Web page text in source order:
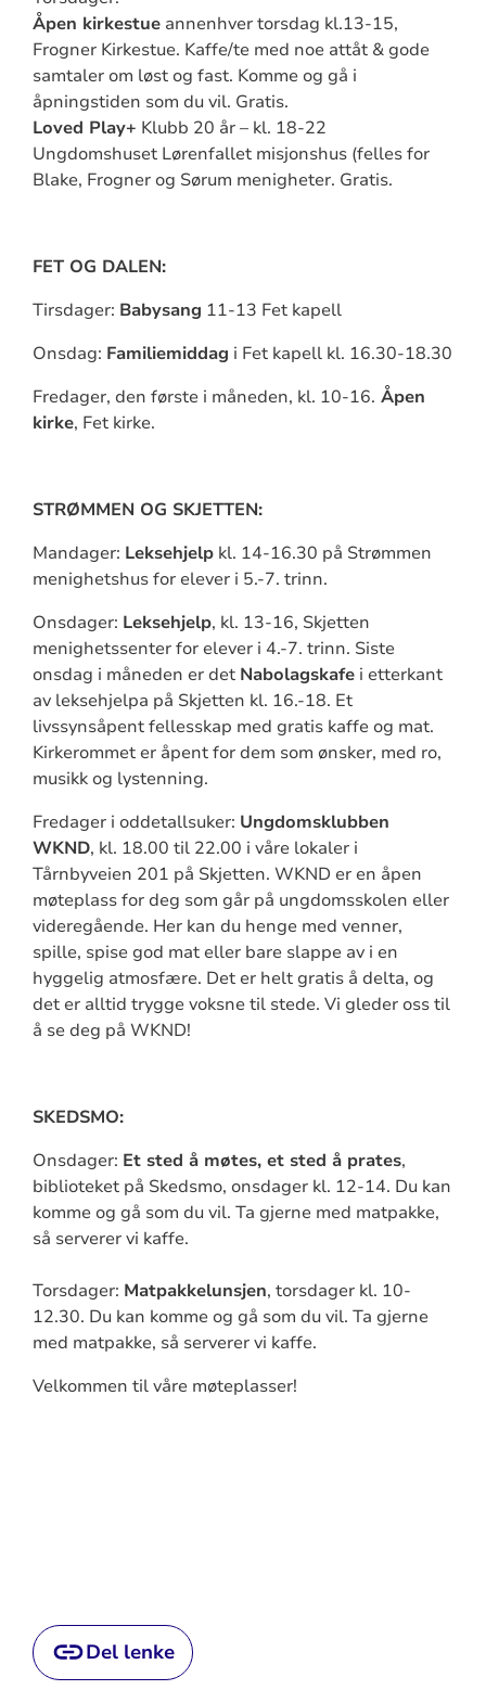
Åpen kirkestueannenhver torsdag kl.13-15,
Frogner Kirkestue. Kaffe/te med noe attåt & gode
samtaler om løst og fast. Komme og gå i
åpningstiden som du vil. Gratis.
Loved Play+ Klubb 20 år – kl. 18-22
Ungdomshuset Lørenfallet misjonshus (felles for
Blake, Frogner og Sørum menigheter. Gratis.
FET OG DALEN:
Tirsdager: Babysang 11-13 Fet kapell
Onsdag: Familiemiddag i Fet kapell kl. 16.30-18.30
Fredager, den første i måneden, kl. 10-16. Åpen
kirke, Fet kirke.
STRØMMEN OG SKJETTEN:
Mandager: Leksehjelpkl. 14-16.30 på Strømmen
menighetshus for elever i 5.-7. trinn.
Onsdager: Leksehjelp, kl. 13-16, Skjetten
menighetssenter for elever i 4.-7. trinn. Siste
onsdag i måneden er det Nabolagskafei etterkant
av leksehjelpa på Skjetten kl. 16.-18. Et
livssynsåpent fellesskap med gratis kaffe og mat.
Kirkerommet er åpent for dem som ønsker, med ro,
musikk og lystenning.
Fredager i oddetallsuker: Ungdomsklubben
WKND, kl. 18.00 til 22.00 i våre lokaler i
Tårnbyveien 201 på Skjetten. WKND er en åpen
møteplass for deg som går på ungdomsskolen eller
videregående. Her kan du henge med venner,
spille, spise god mat eller bare slappe av i en
hyggelig atmosfære. Det er helt gratis å delta, og
det er alltid trygge voksne til stede. Vi gleder oss til
å se deg på WKND!
SKEDSMO:
Onsdager: Et sted å møtes, et sted å prates,
biblioteket på Skedsmo, onsdager kl. 12-14. Du kan
komme og gå som du vil. Ta gjerne med matpakke,
så serverer vi kaffe.
Torsdager: Matpakkelunsjen, torsdager kl. 10-
12.30. Du kan komme og gå som du vil. Ta gjerne
med matpakke, så serverer vi kaffe.
Velkommen til våre møteplasser!
Del lenke